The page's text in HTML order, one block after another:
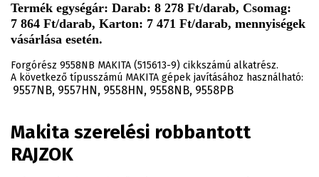
Termék egységár: Darab: 8 278 Ft/darab, Csomag:
7 864 Ft/darab, Karton: 7 471 Ft/darab, mennyiségek
vásárlása esetén.
Forgórész 9558NB MAKITA (515613-9) cikkszámú alkatrész.
A következő típusszámú MAKITA gépek javításához használható:
9557NB, 9557HN, 9558HN, 9558NB, 9558PB
Makita szerelési robbantott
RAJZOK